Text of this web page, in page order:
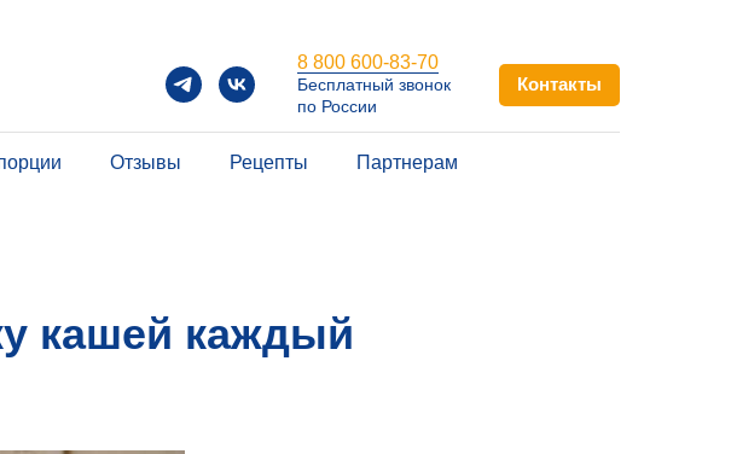
8 800 600-83-70
Бесплатный звонок
по России
Контакты
Отзывы Рецепты Партнерам
кашей каждый